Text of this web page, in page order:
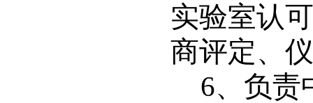
实验室认
商评定、
6、负责